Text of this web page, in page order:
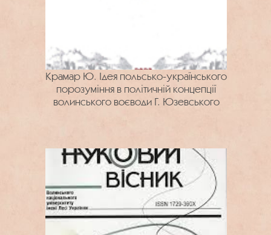
Крамар Ю. Ідея польсько-українського
порозуміння в політичній концепції
волинського воєводи Г. Юзевського